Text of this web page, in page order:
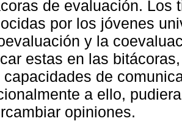
de evaluación. Los
por los jóvenes
y la
estas en las
capacidades de
a ello,
opiniones.